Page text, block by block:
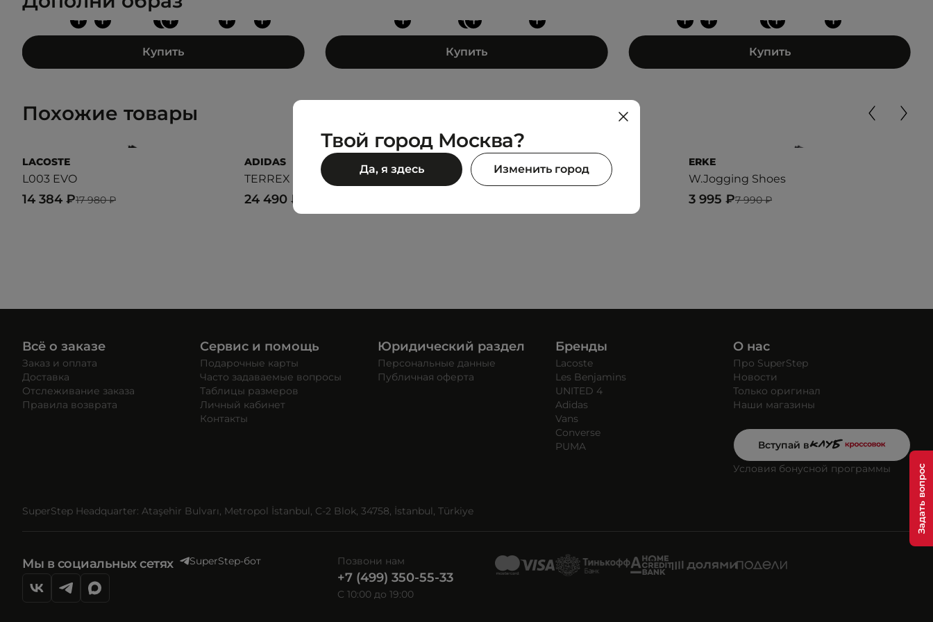
+
+
+ + +
+
Купить
+
+ + +
Купить
+
+
+ +
+
Купить
Похожие товары
LACOSTE
L003 EVO
17 980 ₽
14 384 ₽
ADIDAS
TERREX TRAILMAKER 2 LEA
24 490 ₽
PUMA
Injector Clean
ERKE
W.Jogging Shoes
7 990 ₽
3 995 ₽
Всё о заказе
Заказ и оплата
Доставка
Отслеживание заказа
Правила возврата
Сервис и помощь
Подарочные карты
Часто задаваемые вопросы
Таблицы размеров
Личный кабинет
Контакты
Юридический раздел
Персональные данные
Публичная оферта
Бренды
Lacoste
Les Benjamins
UNITED 4
Adidas
Vans
Converse
PUMA
О нас
Про SuperStep
Новости
Только оригинал
Наши магазины
Вступай в
Условия бонусной программы
SuperStep Headquarter: Ataşehir Bulvarı, Metropol İstanbul, C-2 Blok, 34758, İstanbul, Türkiye
Мы в социальных сетях SuperStep-бот Позвони нам
+7 (499) 350-55-33
C 10:00 до 19:00
Твой город Москва?
Да, я здесь Изменить город